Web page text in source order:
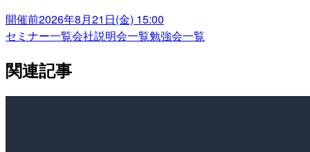
開催前2026年8月21日(金) 15:00
セミナー一覧会社説明会一覧勉強会一覧
関連記事